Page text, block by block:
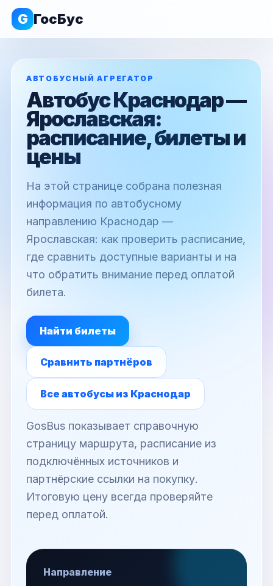
G ГосБус
АВТОБУСНЫЙ АГРЕГАТОР
Автобус Краснодар —
Ярославская:
расписание, билеты и
цены
На этой странице собрана полезная
информация по автобусному
направлению Краснодар —
Ярославская: как проверить расписание,
где сравнить доступные варианты и на
что обратить внимание перед оплатой
билета.
Найти билеты
Сравнить партнёров
Все автобусы из Краснодар
GosBus показывает справочную
страницу маршрута, расписание из
подключённых источников и
партнёрские ссылки на покупку.
Итоговую цену всегда проверяйте
перед оплатой.
Направление